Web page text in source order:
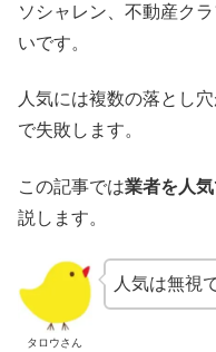
ソシャレン、不動産ク
いです。
人気には複数の落とし
で失敗します。
この記事では業者を人
説します。
タロウさん
人気は無視